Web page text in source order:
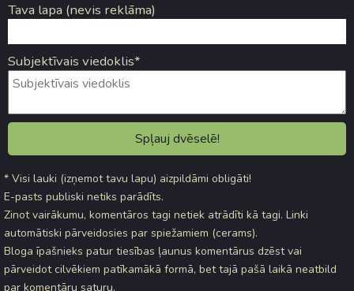
Tava lapa (nevis reklāma)
Subjektīvais viedoklis*
* Visi lauki (izņemot tavu lapu) aizpildāmi obligāti!
E-pasts publiski netiks parādīts.
Zinot vairākumu, komentāros tagi netiek atrādīti kā tagi. Linki
automātiski pārveidosies par spiežamiem (cerams).
Bloga īpašnieks patur tiesības ļaunus komentārus dzēst vai
pārveidot cilvēkiem patīkamākā formā, bet tajā pašā laikā neatbild
par komentāru saturu.